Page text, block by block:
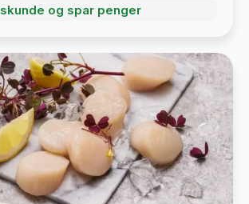
og spar penger